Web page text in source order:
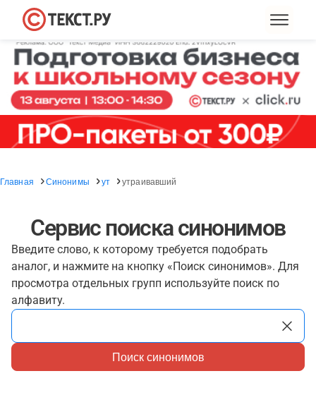
Главная Синонимы ут утраивавший
Сервис поиска синонимов
Введите слово, к которому требуется подобрать
аналог, и нажмите на кнопку «Поиск синонимов». Для
просмотра отдельных групп используйте поиск по
алфавиту.
Поиск синонимов